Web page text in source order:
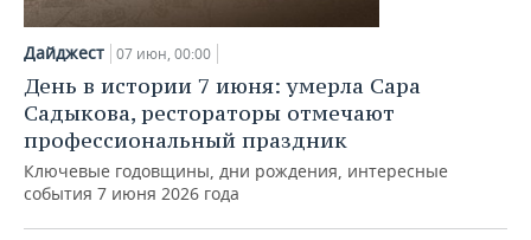
Дайджест 07 июн, 00:00
День в истории 7 июня: умерла Сара
Садыкова, рестораторы отмечают
профессиональный праздник
Ключевые годовщины, дни рождения, интересные
события 7 июня 2026 года